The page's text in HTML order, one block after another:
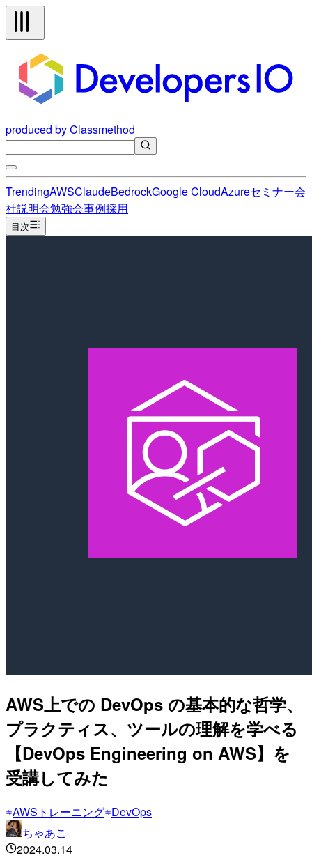
produced by Classmethod
TrendingAWSClaudeBedrockGoogle CloudAzureセミナー会
社説明会勉強会事例採用
目次
AWS上での DevOps の基本的な哲学、
プラクティス、ツールの理解を学べる
【DevOps Engineering on AWS】を
受講してみた
AWSトレーニング DevOps
ちゃあこ
2024.03.14